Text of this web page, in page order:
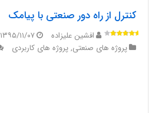
کنترل از راه دور صنعتی با پیامک
افشین علیزاده
۱۳۹۵/۱۱/۰۷
پروژه های صنعتی,پروژه های کاربردی